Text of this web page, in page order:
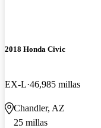
2018 Honda Civic
EX-L 46,985 millas
Chandler, AZ
25 millas